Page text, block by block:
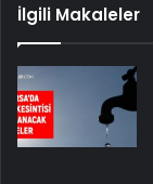
İlgili Makaleler